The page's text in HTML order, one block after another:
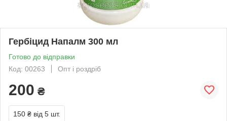
Гербіцид Напалм 300 мл
Готово до відправки
Код: 00263
Опт і роздріб
200 ₴
150 ₴ від 5 шт.